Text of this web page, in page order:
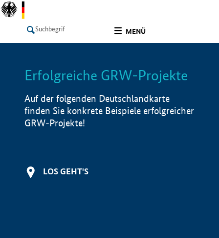
MENÜ
LISTE Info
Erfolgreiche GRW-Projekte
Auf der folgenden Deutschlandkarte
finden Sie konkrete Beispiele erfolgreicher
GRW-Projekte!
LOS GEHT'S